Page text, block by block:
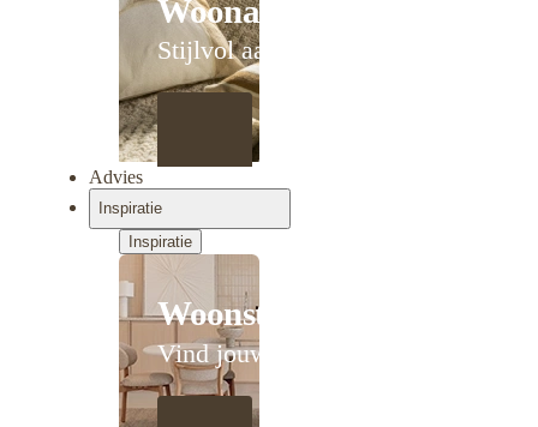
Woonaccessoires
Stijlvol aanschuiven
Advies
Inspiratie
Inspiratie
Woonstijlen
Vind jouw stijl